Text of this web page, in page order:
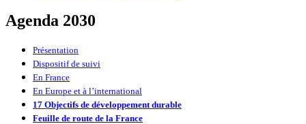
Agenda 2030
Présentation
Dispositif de suivi
En France
En Europe et à l’international
17 Objectifs de développement durable
Feuille de route de la France